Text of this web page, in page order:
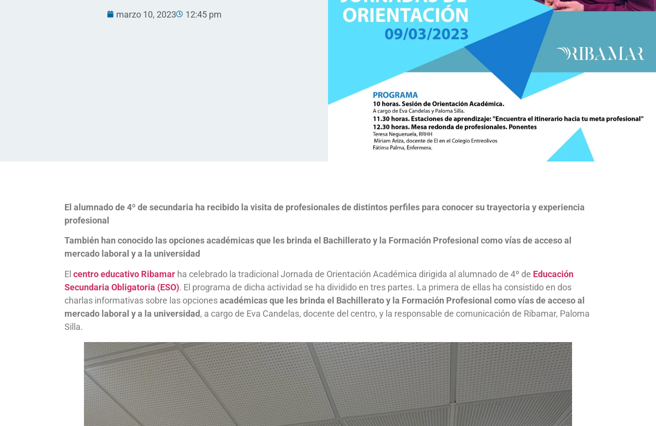
marzo 10, 2023 12:45 pm
El alumnado de 4º de secundaria ha recibido la visita de profesionales de distintos perfiles para conocer su trayectoria y experiencia
profesional
También han conocido las opciones académicas que les brinda el Bachillerato y la Formación Profesional como vías de acceso al
mercado laboral y a la universidad
El centro educativo Ribamar ha celebrado la tradicional Jornada de Orientación Académica dirigida al alumnado de 4º de Educación
Secundaria Obligatoria (ESO). El programa de dicha actividad se ha dividido en tres partes. La primera de ellas ha consistido en dos
charlas informativas sobre las opcionesacadémicas que les brinda el Bachillerato y la Formación Profesional como vías de acceso al
mercado laboral y a la universidad, a cargo de Eva Candelas, docente del centro, y la responsable de comunicación de Ribamar, Paloma
Silla.